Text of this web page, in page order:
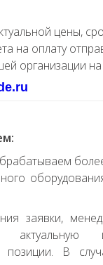
цены,
на оплату
организации
заявки,
актуальную
позиции. В